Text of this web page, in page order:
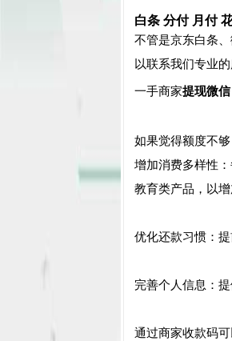
白条 分付 月付
不管是京东白条
以联系我们专业
一手商家提现微信
如果觉得额度不
增加消费多样性
教育类产品，以增
优化还款习惯：
完善个人信息：
通过商家收款码